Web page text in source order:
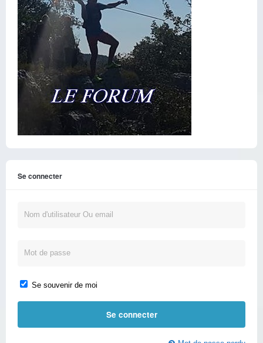
Se connecter
Se souvenir de moi